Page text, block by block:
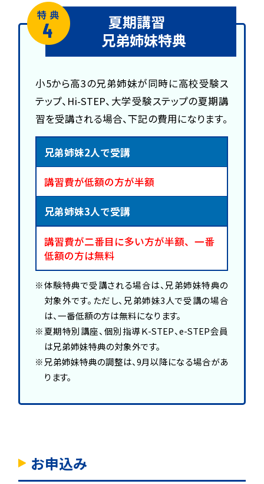
夏期講習
兄弟姉妹特典
小5から高3の兄弟姉妹が同時に高校受験ス
テップ、Hi-STEP、大学受験ステップの夏期講
習を受講される場合、下記の費用になります。
兄弟姉妹2人で受講
講習費が低額の方が半額
兄弟姉妹3人で受講
講習費が二番目に多い方が半額、一番
低額の方は無料
体験特典で受講される場合は、兄弟姉妹特典の
対象外です。ただし、兄弟姉妹3人で受講の場合
は、一番低額の方は無料になります。
夏期特別講座、個別指導Ｋ-STEP、e-STEP会員
は兄弟姉妹特典の対象外です。
兄弟姉妹特典の調整は、9月以降になる場合があ
ります。
お申込み